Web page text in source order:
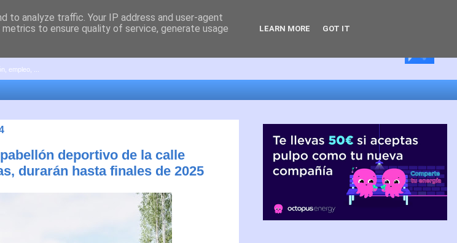
empleo, ...
deportivo de la calle
durarán hasta finales de 2025
to analyze traffic. Your IP address and user-agent
to ensure quality of service, generate usage
LEARN MORE GOT IT